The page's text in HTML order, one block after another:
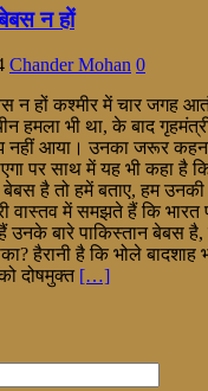
न हों
Chander Mohan 0
न हों कश्मीर में चार जगह
हमला भी था, के बाद
नहीं आया। उनका जरूर
पर साथ में यह भी कहा है
है तो हमें बताए, हम
वास्तव में समझते हैं कि भारत
बारे पाकिस्तान बेबस है,
हैरानी है कि भोले बादशाह
दोषमुक्त […]